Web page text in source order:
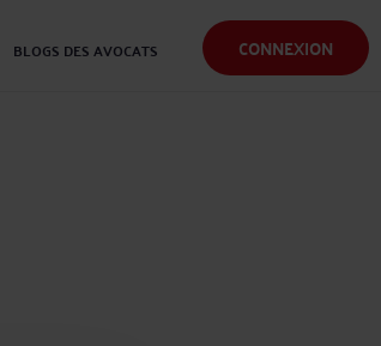
CONNEXION
BLOGS DES AVOCATS